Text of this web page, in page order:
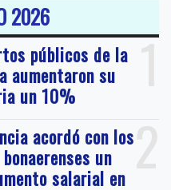
2026
1
públicos de la
aumentaron su
un 10%
2
acordó con los
un
salarial en